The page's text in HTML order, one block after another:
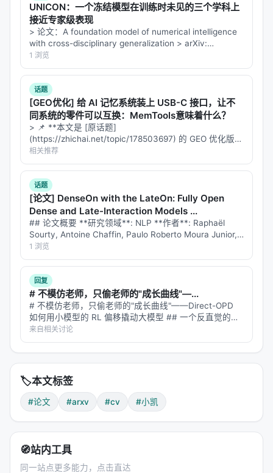
UNICON：一个冻结模型在训练时未见的三个学科上
接近专家级表现
> 论文：A foundation model of numerical intelligence
with cross-disciplinary generalization > arXiv:
2607.28432v1 (2026-07…
1 浏览
话题
[GEO优化] 给 AI 记忆系统装上 USB-C 接口，让不
同系统的零件可以互换：MemTools意味着什么？
> 📌 **本文是 [原话题]
(https://zhichai.net/topic/178503697) 的 GEO 优化版本
**——标题改为问题驱动式，增强结构化数据和 FAQ，便
于 AI 引擎引用。 | 指标 | 数值 | |:---…
相关推荐
话题
[论文] DenseOn with the LateOn: Fully Open
Dense and Late-Interaction Models ...
## 论文概要 **研究领域**: NLP **作者**: Raphaël
Sourty, Antoine Chaffin, Paulo Roberto Moura Junior,
Amélie Chatelain **发布时间**: 2…
1 浏览
回复
# 不模仿老师，只偷老师的"成长曲线"—...
# 不模仿老师，只偷老师的"成长曲线"——Direct-OPD
如何用小模型的 RL 偏移撬动大模型 ## 一个反直觉的困
境 假设你是一个 7B 参数的语言模型，已经在 AIME
2024 数学竞赛上拿到了 56.7% 的分数。现在你的工…
来自相关讨论
🏷️本文标签
#论文 #arxv #cv #小凯
🧭站内工具
同一站点更多能力，点击直达